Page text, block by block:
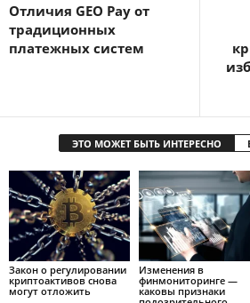
Отличия GEO Pay от
традиционных
платежных систем
ЭТО МОЖЕТ БЫТЬ ИНТЕРЕСНО
Закон о регулировании
криптоактивов снова
могут отложить
Изменения в
финмониторинге —
каковы признаки